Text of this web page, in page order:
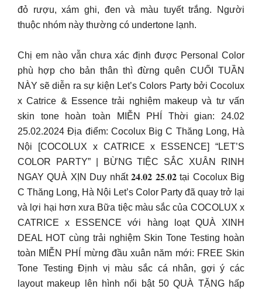
đỏ rượu, xám ghi, đen và màu tuyết trắng. Người
thuộc nhóm này thường có undertone lạnh.
Chị em nào vẫn chưa xác định được Personal Color
phù hợp cho bản thân thì đừng quên CUỐI TUẦN
NÀY sẽ diễn ra sự kiện Let’s Colors Party bởi Cocolux
x Catrice & Essence trải nghiệm makeup và tư vấn
skin tone hoàn toàn MIỄN PHÍ Thời gian: 24.02
25.02.2024 Địa điểm: Cocolux Big C Thăng Long, Hà
Nội [COCOLUX x CATRICE x ESSENCE] “LET’S
COLOR PARTY” | BỪNG TIỆC SẮC XUÂN RINH
NGAY QUÀ XỊN Duy nhất 𝟐𝟒.𝟎𝟐 𝟐𝟓.𝟎𝟐 tại Cocolux Big
C Thăng Long, Hà Nội Let’s Color Party đã quay trở lại
và lợi hại hơn xưa Bữa tiệc màu sắc của COCOLUX x
CATRICE x ESSENCE với hàng loạt QUÀ XINH
DEAL HOT cùng trải nghiệm Skin Tone Testing hoàn
toàn MIỄN PHÍ mừng đầu xuân năm mới: FREE Skin
Tone Testing Định vị màu sắc cá nhân, gợi ý các
layout makeup lên hình nổi bật 50 QUÀ TẶNG hấp